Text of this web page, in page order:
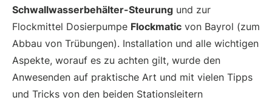
Schwallwasserbehälter-Steurung und zur
Flockmittel Dosierpumpe Flockmatic von Bayrol (zum
Abbau von Trübungen). Installation und alle wichtigen
Aspekte, worauf es zu achten gilt, wurde den
Anwesenden auf praktische Art und mit vielen Tipps
und Tricks von den beiden Stationsleitern